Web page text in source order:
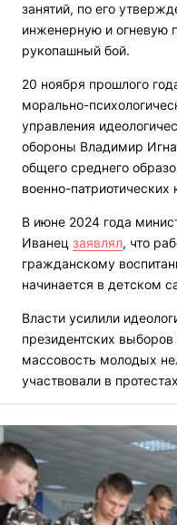
занятий, по его
инженерную и огневую
рукопашный бой.
20 ноября прошлого
морально-
управления
обороны Владимир
общего среднего
военно-патриотических
В июне 2024 года
Иванец заявлял, что
гражданскому
начинается в детском
Власти усилили
президентских
массовость молодых
участвовали в